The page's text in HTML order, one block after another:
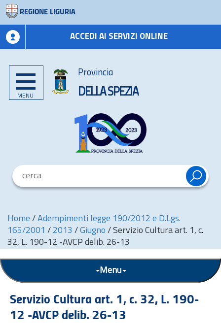
REGIONE LIGURIA
ACCEDI AI SERVIZI ONLINE
MENU
Provincia
DELLA SPEZIA
Home / Adempimenti legge 190/2012 e D.Lgs.
165/2001 / 2013 / Giugno / Servizio Cultura art. 1, c.
32, L. 190-12 -AVCP delib. 26-13
Menu
Servizio Cultura art. 1, c. 32, L. 190-
12 -AVCP delib. 26-13